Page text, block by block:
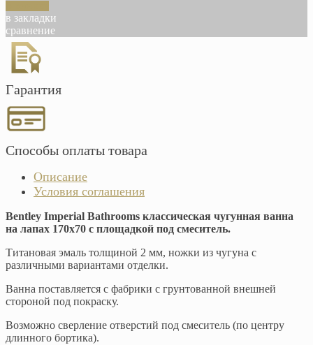
в закладки
сравнение
Гарантия
Способы оплаты товара
Описание
Условия соглашения
Bentley Imperial Bathrooms классическая чугунная ванна
на лапах 170х70 с площадкой под смеситель.
Титановая эмаль толщиной 2 мм, ножки из чугуна с
различными вариантами отделки.
Ванна поставляется с фабрики с грунтованной внешней
стороной под покраску.
Возможно сверление отверстий под смеситель (по центру
длинного бортика).